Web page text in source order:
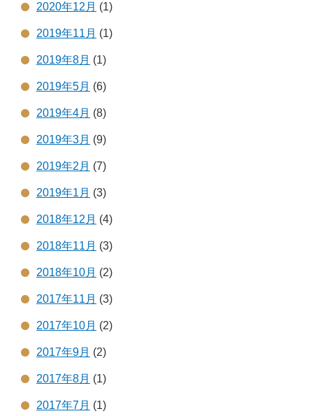
2020年12月 (1)
2019年11月 (1)
2019年8月 (1)
2019年5月 (6)
2019年4月 (8)
2019年3月 (9)
2019年2月 (7)
2019年1月 (3)
2018年12月 (4)
2018年11月 (3)
2018年10月 (2)
2017年11月 (3)
2017年10月 (2)
2017年9月 (2)
2017年8月 (1)
2017年7月 (1)